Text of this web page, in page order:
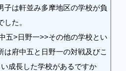
子は軒並み多摩地区の学校が負
た。
五>日野一>>その他の学校とい
は府中五と日野一の対戦及びこ
成長した学校があるですか